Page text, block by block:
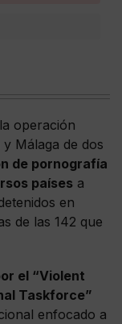
operación
Málaga de dos
de pornografía
países a
en
de las 142 que
el “Violent
Taskforce”
enfocado a